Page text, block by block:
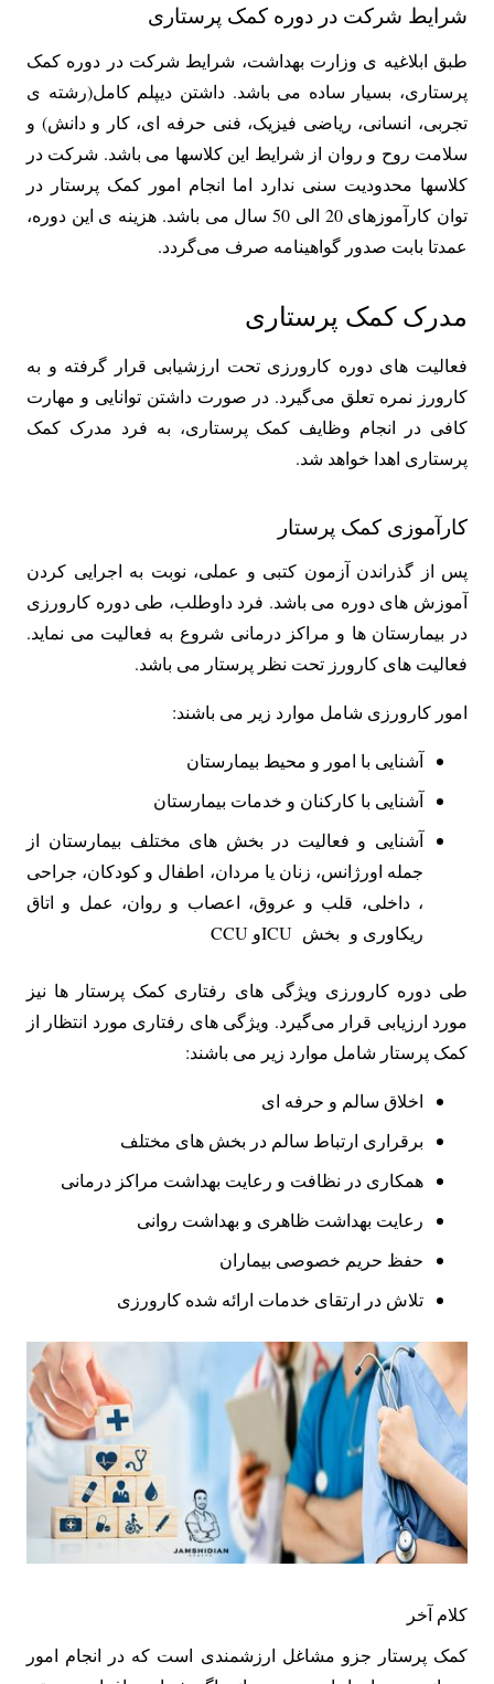
شرایط شرکت در دوره کمک پرستاری
طبق ابلاغیه ی وزارت بهداشت، شرایط شرکت در دوره‌ کمک
پرستاری، بسیار ساده می باشد. داشتن دیپلم کامل(رشته ی
تجربی، انسانی، ریاضی فیزیک، فنی حرفه ای، کار و دانش) و
سلامت روح و روان از شرایط این کلاسها می باشد. شرکت در
کلاسها محدودیت سنی ندارد اما انجام امور کمک پرستار در
توان کارآموزهای 20 الی 50 سال می باشد. هزینه ی این دوره،
عمدتا بابت صدور گواهینامه صرف می‌گردد.
مدرک کمک پرستاری
فعالیت های دوره‌ کارورزی تحت ارزشیابی قرار گرفته و به
کارورز نمره تعلق می‌گیرد. در صورت داشتن توانایی و مهارت
کافی در انجام وظایف کمک پرستاری، به فرد مدرک کمک
پرستاری اهدا خواهد شد.
کارآموزی کمک پرستار
پس از گذراندن آزمون کتبی و عملی، نوبت به اجرایی کردن
آموزش های دوره می باشد. فرد داوطلب، طی دوره‌ کارورزی
در بیمارستان ها و مراکز درمانی شروع به فعالیت می نماید.
فعالیت های کارورز تحت نظر پرستار می باشد.
امور کارورزی شامل موارد زیر می باشند:
آشنایی با امور و محیط بیمارستان
آشنایی با کارکنان و خدمات بیمارستان
آشنایی و فعالیت در بخش های مختلف بیمارستان از
جمله اورژانس، زنان یا مردان، اطفال و کودکان، جراحی
، داخلی، قلب و عروق، اعصاب و روان، عمل و اتاق
ریکاوری و بخش ICUو CCU
طی دوره‌ کارورزی ویژگی های رفتاری کمک پرستار ها نیز
مورد ارزیابی قرار می‌گیرد. ویژگی های رفتاری مورد انتظار از
کمک پرستار شامل موارد زیر می باشند:
اخلاق سالم و حرفه ای
برقراری ارتباط سالم در بخش های مختلف
همکاری در نظافت و رعایت بهداشت مراکز درمانی
رعایت بهداشت ظاهری و بهداشت روانی
حفظ حریم خصوصی بیماران
تلاش در ارتقای خدمات ارائه شده کارورزی
کلام آخر
کمک پرستار جزو مشاغل ارزشمندی است که در انجام امور